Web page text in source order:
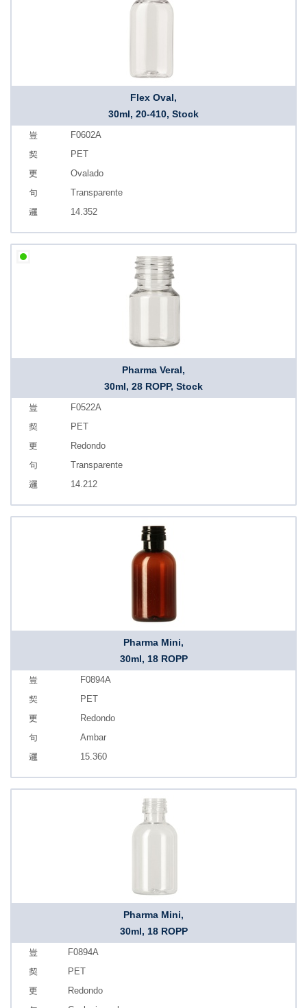
Flex Oval,
30ml, 20-410, Stock
F0602A
PET
Ovalado
Transparente
14.352
Pharma Veral,
30ml, 28 ROPP, Stock
F0522A
PET
Redondo
Transparente
14.212
Pharma Mini,
30ml, 18 ROPP
F0894A
PET
Redondo
Ambar
15.360
Pharma Mini,
30ml, 18 ROPP
F0894A
PET
Redondo